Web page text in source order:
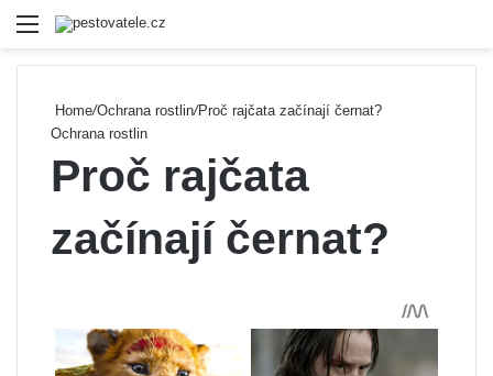
Menu
Home/Ochrana rostlin/Proč rajčata začínají černat?
Ochrana rostlin
Proč rajčata
začínají černat?